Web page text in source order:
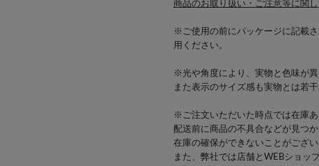
商品のお取り扱い・ご注意等に関
※ご使用の前にパッケージに記載
用ください。
※光や角度により、実物と色味が異
また表示のサイズ感も実物とは若
※ご注文いただいた時点では在庫あ
配送前に商品の不具合などが見つか
在庫の確保ができないことがござい
また、弊社では店舗とWEBショッ